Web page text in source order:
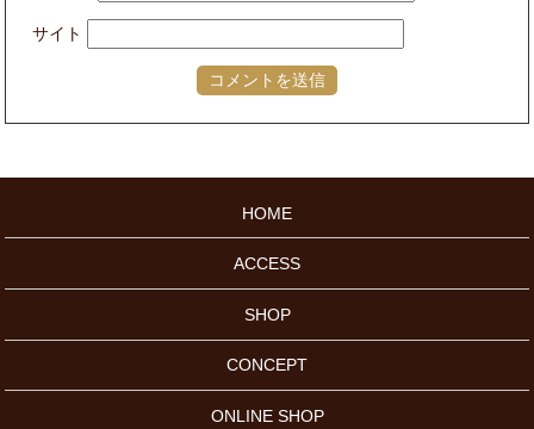
サイト
HOME
ACCESS
SHOP
CONCEPT
ONLINE SHOP